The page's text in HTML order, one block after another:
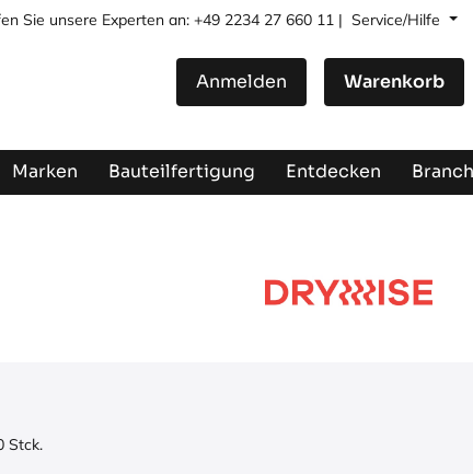
Sie unsere Experten an: +49 2234 27 660 11 | Service/Hilfe
Anmelden Warenkorb
Marken Bauteilfertigung Entdecken
Stck.